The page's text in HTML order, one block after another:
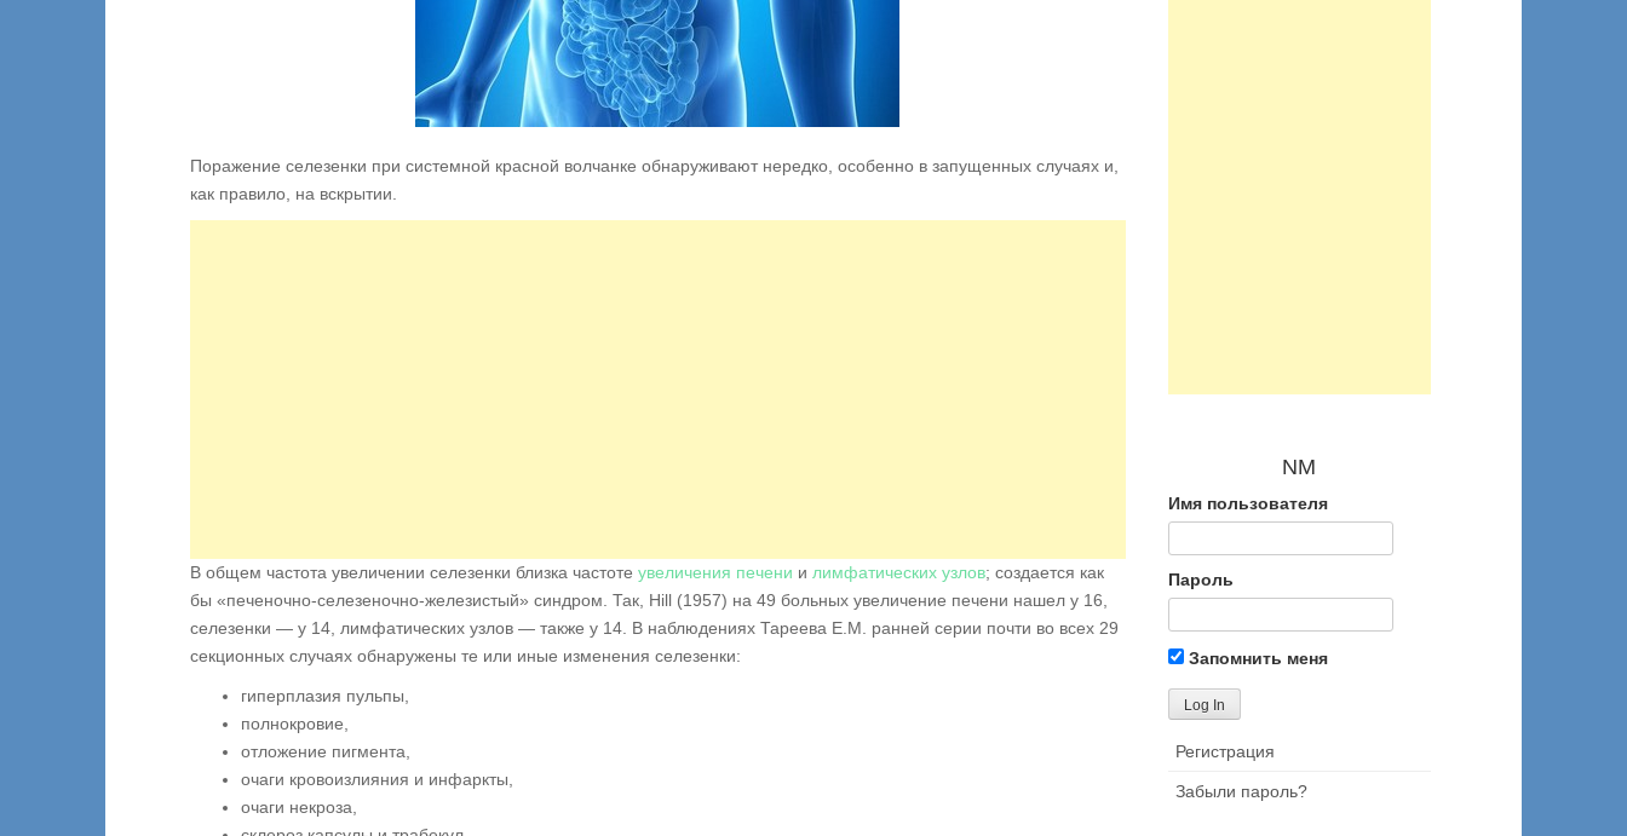
Поражение селезенки при системной красной волчанке обнаруживают нередко, особенно в запущенных случаях и,
как правило, на вскрытии.
В общем частота увеличении селезенки близка частоте увеличения печени и лимфатических узлов; создается как
бы «печеночно-селезеночно-железистый» синдром. Так, Hill (1957) на 49 больных увеличение печени нашел у 16,
селезенки — у 14, лимфатических узлов — также у 14. В наблюдениях Тареева Е.М. ранней серии почти во всех 29
секционных случаях обнаружены те или иные изменения селезенки:
гиперплазия пульпы,
полнокровие,
отложение пигмента,
очаги кровоизлияния и инфаркты,
очаги некроза,
NM
Имя пользователя
Пароль
Запомнить меня
Регистрация
Забыли пароль?